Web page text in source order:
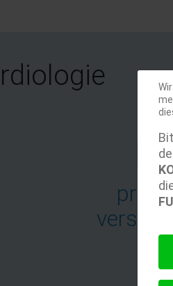
fa-
privat